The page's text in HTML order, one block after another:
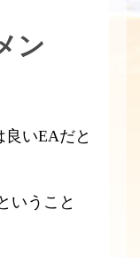
ン
良いEAだと
いうこと